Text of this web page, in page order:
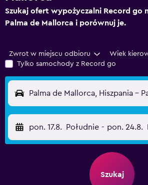
Szukaj ofert wypożyczalni Record go
Palma de Mallorca i porównuj je.
Zwrot w miejscu odbioru Wiek
Tylko samochody z Record go
pon. 17.8. Południe - pon. 24.8.
Szukaj